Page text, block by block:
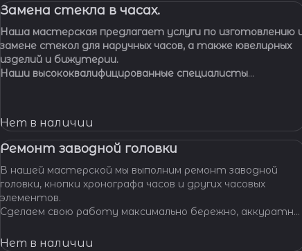
Замена стекла в часах.
Наша мастерская предлагает услуги по изготовлению
замене стекол для наручных часов, а также ювелирных
изделий и бижутерии.
Наши высококвалифицированные специалисты
Нет в наличии
Ремонт заводной головки
В нашей мастерской мы выполним ремонт заводной
головки, кнопки хронографа часов и других часовых
элементов.
Сделаем свою работу максимально бережно, аккуратно
часов.
Нет в наличии